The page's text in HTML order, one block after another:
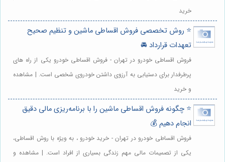
خرید
⭐️ روش تخصصی فروش اقساطی ماشین و تنظیم صحیح
تعهدات قرارداد 🚘
فروش اقساطی خودرو در تهران - فروش اقساطی خودرو یکی از راه های
پرطرفدار برای دستیابی به آرزوی داشتن خودروی شخصی است. | مشاهده
و خرید
⭐️ چگونه فروش اقساطی ماشین را با برنامه‌ریزی مالی دقیق
انجام دهیم 💰
فروش اقساطی خودرو در تهران - خرید خودرو ، به ویژه با روش اقساطی،
یکی از تصمیمات مالی مهم زندگی بسیاری از افراد است. | مشاهده و